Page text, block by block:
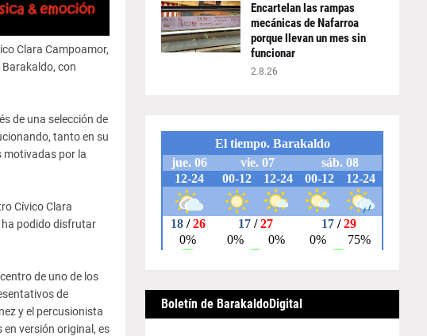
Clara Campoamor,
con
de una selección de
tanto en su
motivadas por la
Cívico Clara
ha podido disfrutar
de uno de los
de
y el percusionista
versión original, es
Encartelan las rampas
mecánicas de Nafarroa
porque llevan un mes sin
funcionar
2.8.26
Boletín de BarakaldoDigital